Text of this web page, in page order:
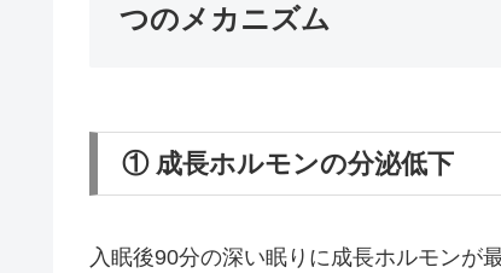
つのメカニズム
① 成長ホルモンの分泌低下
入眠後90分の深い眠りに成長ホルモンが